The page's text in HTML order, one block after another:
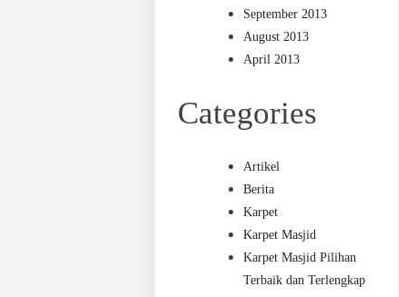
September 2013
August 2013
April 2013
Categories
Artikel
Berita
Karpet
Karpet Masjid
Karpet Masjid Pilihan
Terbaik dan Terlengkap